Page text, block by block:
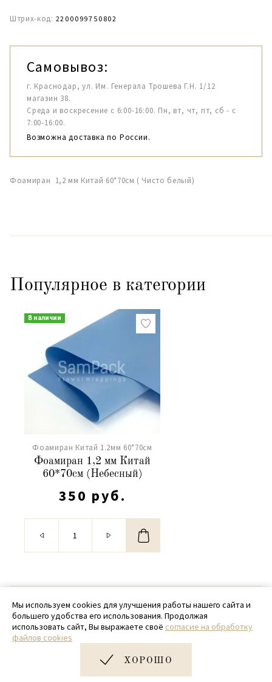
Штрих-код: 2200099750802
Самовывоз:
г. Краснодар, ул. Им. Генерала Трошева Г.Н. 1/12
магазин 38.
Среда и воскресение с 6:00-16:00. Пн, вт, чт, пт, сб - с
7:00-16:00.
Возможна доставка по России.
Фоамиран 1,2 мм Китай 60*70см ( Чисто белый)
Популярное в категории
В наличии
Фоамиран Китай 1.2мм 60*70см
Фоамиран 1,2 мм Китай
60*70см (Небесный)
350 руб.
© 2020 - 2026 SamPack
+ 7 (918) 699-97-87
zakaz@sampack.store
Дизайн и разработка сайта
Мы используем cookies для улучшения работы нашего сайта и
большего удобства его использования. Продолжая
использовать сайт, Вы выражаете своё согласие на обработку
файлов cookies
ХОРОШО